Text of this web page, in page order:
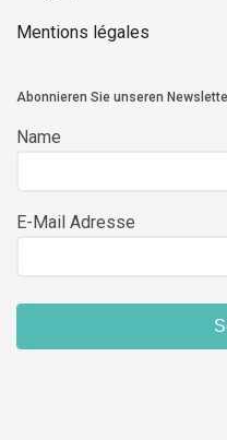
Mentions légales
Abonnieren Sie unseren
Name
E-Mail Adresse